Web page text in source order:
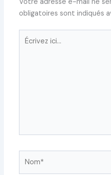
obligatoires sont indiqués
Écrivez